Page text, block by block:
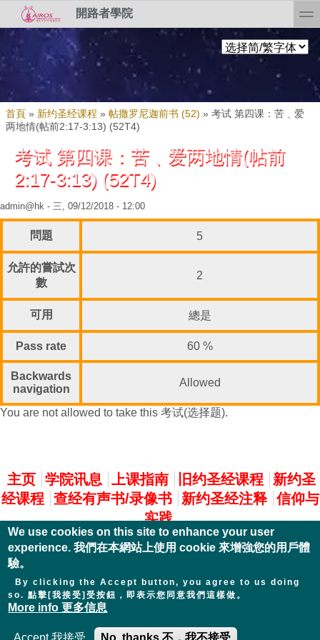
移至主內容
Skip to search
開路者學院
您在這裡
首頁 » 新约圣经课程 »帖撒罗尼迦前书 (52) »考试 第四课：苦﹑爱
两地情(帖前2:17-3:13) (52T4)
考试 第四课：苦﹑爱两地情(帖前
2:17-3:13) (52T4)
admin@hk - 三, 09/12/2018 - 12:00
問題 5
允許的嘗試次
數
2
可用 總是
Pass rate 60 %
Backwards
navigation
Allowed
You are not allowed to take this 考试(选择题).
主選單
主页 学院讯息 上课指南 旧约圣经课程
新约圣
经课程
查经有声书/录像书 新约圣经注释 信仰与
实践
We use cookies on this site to enhance your user
experience. 我們在本網站上使用 cookie 來增強您的用戶體
驗。
By clicking the Accept button, you agree to us doing
so. 點擊[我接受]受按鈕，即表示您同意我們這樣做。
More info 更多信息
Accept 我接受 No, thanks 不，我不接受